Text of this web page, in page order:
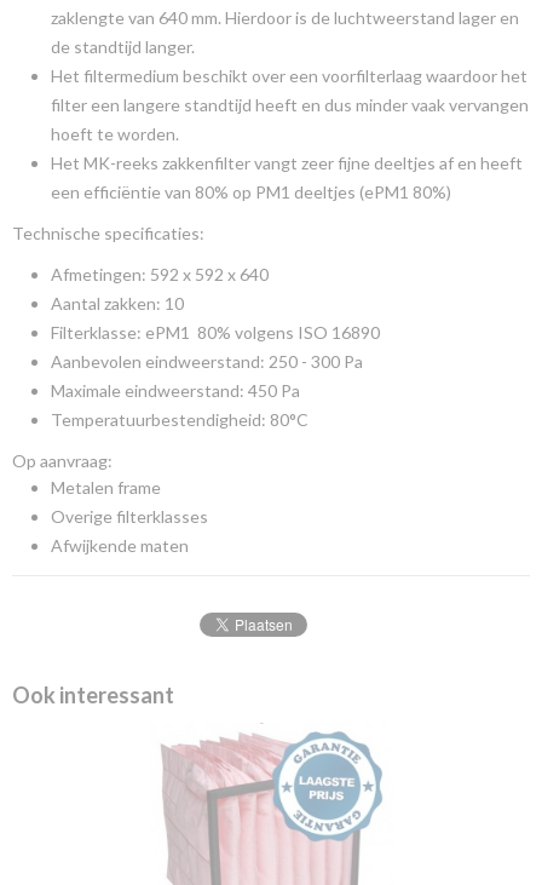
zaklengte van 640 mm. Hierdoor is de luchtweerstand lager en
de standtijd langer.
Het filtermedium beschikt over een voorfilterlaag waardoor het
filter een langere standtijd heeft en dus minder vaak vervangen
hoeft te worden.
Het MK-reeks zakkenfilter vangt zeer fijne deeltjes af en heeft
een efficiëntie van 80% op PM1 deeltjes (ePM1 80%)
Technische specificaties:
Afmetingen: 592 x 592 x 640
Aantal zakken: 10
Filterklasse: ePM1 80% volgens ISO 16890
Aanbevolen eindweerstand: 250 - 300 Pa
Maximale eindweerstand: 450 Pa
Temperatuurbestendigheid: 80°C
Op aanvraag:
Metalen frame
Overige filterklasses
Afwijkende maten
Ook interessant